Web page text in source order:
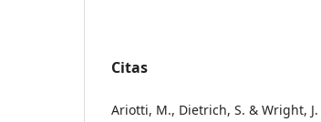
Citas
Ariotti, M., Dietrich, S. & Wright,